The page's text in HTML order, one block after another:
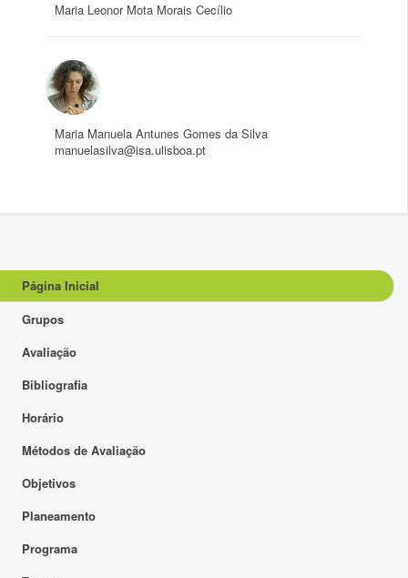
Maria Leonor Mota Morais Cecílio
Maria Manuela Antunes Gomes da Silva
manuelasilva@isa.ulisboa.pt
Página Inicial
Grupos
Avaliação
Bibliografia
Horário
Métodos de Avaliação
Objetivos
Planeamento
Programa